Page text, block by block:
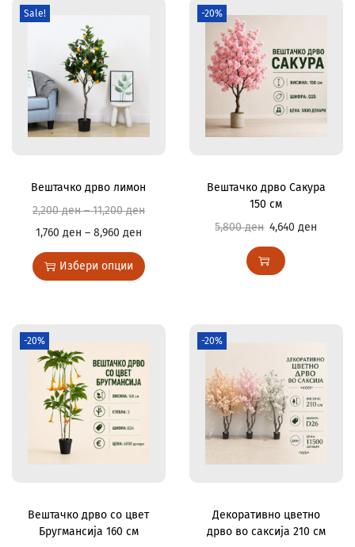
Sale!
Вештачко дрво лимон
2,200ден–11,200ден
1,760 ден – 8,960 ден
Избери опции
-20%
Вештачко дрво Сакура
150 см
5,800ден 4,640ден
-20%
Вештачко дрво со цвет
Бругмансија 160 см
-20%
Декоративно цветно
дрво во саксија 210 см